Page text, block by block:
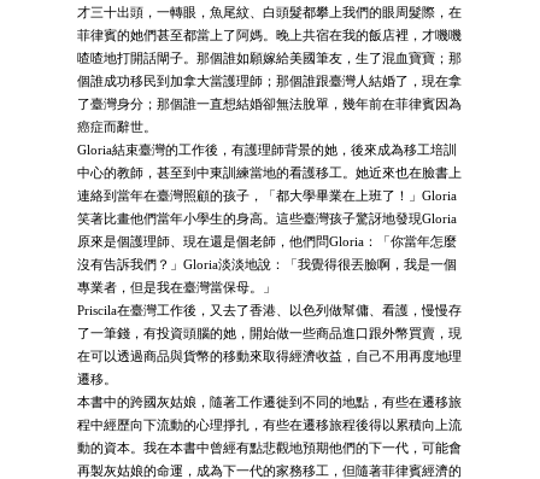
才三十出頭，一轉眼，魚尾紋、白頭髮都攀上我們的眼周髮際，在
菲律賓的她們甚至都當上了阿媽。晚上共宿在我的飯店裡，才嘰嘰
喳喳地打開話閘子。那個誰如願嫁給美國筆友，生了混血寶寶；那
個誰成功移民到加拿大當護理師；那個誰跟臺灣人結婚了，現在拿
了臺灣身分；那個誰一直想結婚卻無法脫單，幾年前在菲律賓因為
癌症而辭世。
Gloria結束臺灣的工作後，有護理師背景的她，後來成為移工培訓
中心的教師，甚至到中東訓練當地的看護移工。她近來也在臉書上
連絡到當年在臺灣照顧的孩子，「都大學畢業在上班了！」Gloria
笑著比畫他們當年小學生的身高。這些臺灣孩子驚訝地發現Gloria
原來是個護理師、現在還是個老師，他們問Gloria：「你當年怎麼
沒有告訴我們？」Gloria淡淡地說：「我覺得很丟臉啊，我是一個
專業者，但是我在臺灣當保母。」
Priscila在臺灣工作後，又去了香港、以色列做幫傭、看護，慢慢存
了一筆錢，有投資頭腦的她，開始做一些商品進口跟外幣買賣，現
在可以透過商品與貨幣的移動來取得經濟收益，自己不用再度地理
遷移。
本書中的跨國灰姑娘，隨著工作遷徙到不同的地點，有些在遷移旅
程中經歷向下流動的心理掙扎，有些在遷移旅程後得以累積向上流
動的資本。我在本書中曾經有點悲觀地預期他們的下一代，可能會
再製灰姑娘的命運，成為下一代的家務移工，但隨著菲律賓經濟的